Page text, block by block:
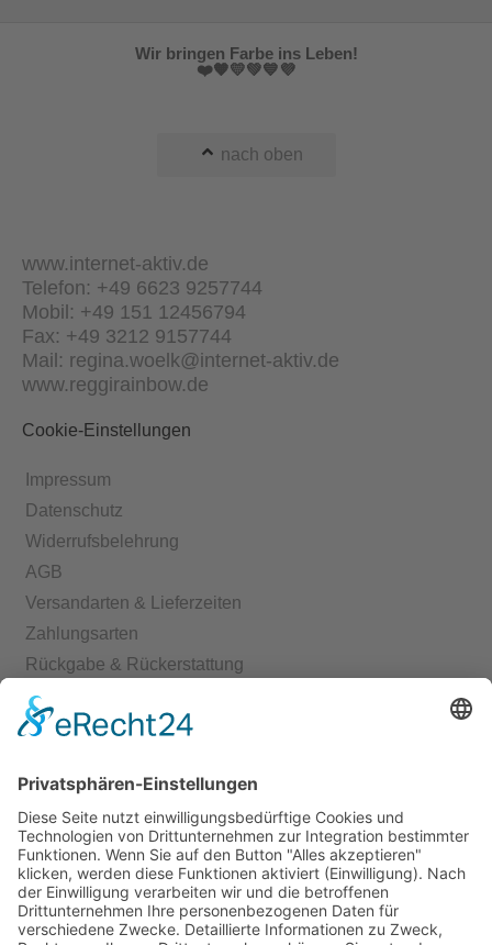
Wir bringen Farbe ins Leben!
❤️🧡💛💚💙💜
nach oben
www.internet-aktiv.de
Telefon: +49 6623 9257744
Mobil: +49 151 12456794
Fax: +49 3212 9157744
Mail: regina.woelk@internet-aktiv.de
www.reggirainbow.de
Cookie-Einstellungen
Impressum
Datenschutz
Widerrufsbelehrung
AGB
Versandarten & Lieferzeiten
Zahlungsarten
Rückgabe & Rückerstattung
Echtheit von Bewertungen
Kontakt
Shop
Mein Konto
Warenkorb
Kasse
Vertrag widerrufen